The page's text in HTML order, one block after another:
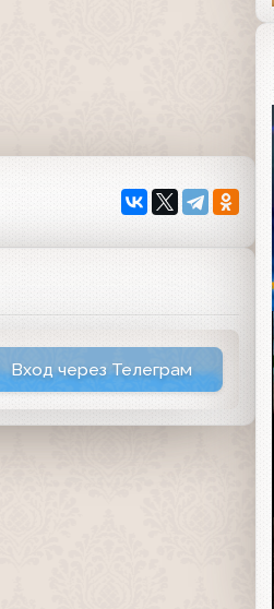
Вход через Телеграм